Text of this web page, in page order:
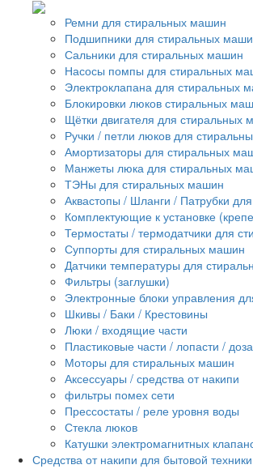
Ремни для стиральных машин
Подшипники для стиральных
Сальники для стиральных машин
Насосы помпы для стиральных
Электроклапана для стиральных
Блокировки люков стиральных
Щётки двигателя для стиральных
Ручки / петли люков для
Амортизаторы для стиральных
Манжеты люка для стиральных
ТЭНы для стиральных машин
Аквастопы / Шланги / Патрубки
Комплектующие к установке
Термостаты / термодатчики для
Суппорты для стиральных машин
Датчики температуры для
Фильтры (заглушки)
Электронные блоки управления
Шкивы / Баки / Крестовины
Люки / входящие части
Пластиковые части / лопасти /
Моторы для стиральных машин
Аксессуары / средства от накипи
фильтры помех сети
Прессостаты / реле уровня воды
Стекла люков
Катушки электромагнитных
Средства от накипи для бытовой техники